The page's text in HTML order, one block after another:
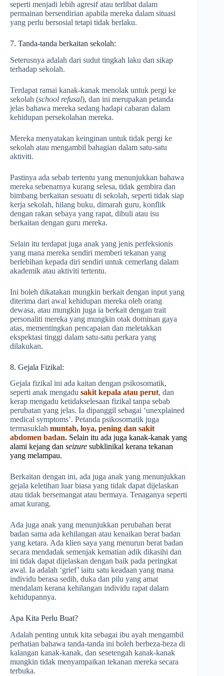
seperti menjadi lebih agresif atau terlibat dalam
permainan bersendirian apabila mereka dalam situasi
yang perlu bersosial tetapi tidak berlaku.
7. Tanda-tanda berkaitan sekolah:
Seterusnya adalah dari sudut tingkah laku dan sikap
terhadap sekolah.
Terdapat ramai kanak-kanak menolak untuk pergi ke
sekolah (school refusal), dan ini merupakan petanda
jelas bahawa mereka sedang hadapi cabaran dalam
kehidupan persekolahan mereka.
Mereka menyatakan keinginan untuk tidak pergi ke
sekolah atau mengambil bahagian dalam satu-satu
aktiviti.
Pastinya ada sebab tertentu yang menunjukkan bahawa
mereka sebenarnya kurang selesa, tidak gembira dan
bimbang berkaitan sesuatu di sekolah, seperti tidak siap
kerja sekolah, hilang buku, dimarah guru, konflik
dengan rakan sebaya yang rapat, dibuli atau isu
berkaitan dengan guru mereka.
Selain itu terdapat juga anak yang jenis perfeksionis
yang mana mereka sendiri memberi tekanan yang
berlebihan kepada diri sendiri untuk cemerlang dalam
akademik atau aktiviti tertentu.
Ini boleh dikatakan mungkin berkait dengan input yang
diterima dari awal kehidupan mereka oleh orang
dewasa, atau mungkin juga ia berkait dengan trait
personaliti mereka yang mungkin otak dominan gaya
atas, mementingkan pencapaian dan meletakkan
ekspektasi tinggi dalam satu-satu perkara yang
dilakukan.
8. Gejala Fizikal:
Gejala fizikal ini ada kaitan dengan psikosomatik,
seperti anak mengadu sakit kepala atau perut, dan
kerap mengadu ketidakselesaan fizikal tanpa sebab
perubatan yang jelas. Ia dipanggil sebagai ‘unexplained
medical symptoms’. Petanda psikosomatik juga
termasuklah muntah, loya, pening dan sakit
abdomen badan. Selain itu ada juga kanak-kanak yang
alami kejang dan seizure subklinikal kerana tekanan
yang melampau.
Berkaitan dengan ini, ada juga anak yang menunjukkan
gejala keletihan luar biasa yang tidak dapat dijelaskan
atau tidak bersemangat atau bermaya. Tenaganya seperti
amat kurang.
Ada juga anak yang menunjukkan perubahan berat
badan sama ada kehilangan atau kenaikan berat badan
yang ketara. Ada klien saya yang menurun berat badan
secara mendadak semenjak kematian adik dikasihi dan
ini tidak dapat dijelaskan dengan baik pada peringkat
awal. Ia adalah ‘grief’ iaitu satu keadaan yang mana
individu berasa sedih, duka dan pilu yang amat
mendalam kerana kehilangan individu rapat dalam
kehidupannya.
Apa Kita Perlu Buat?
Adalah penting untuk kita sebagai ibu ayah mengambil
perhatian bahawa tanda-tanda ini boleh berbeza-beza di
kalangan kanak-kanak, dan sesetengah kanak-kanak
mungkin tidak menyampaikan tekanan mereka secara
terbuka.